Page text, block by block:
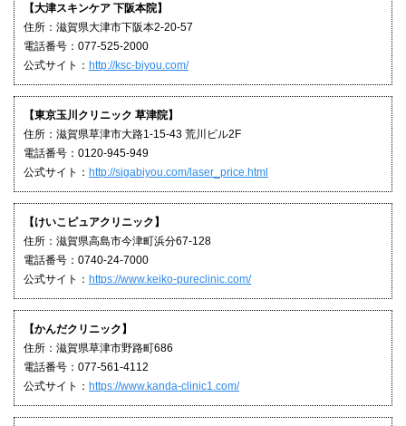
【大津スキンケア 下阪本院】
住所：滋賀県大津市下阪本2-20-57
電話番号：077-525-2000
公式サイト： http://ksc-biyou.com/
【東京玉川クリニック 草津院】
住所：滋賀県草津市大路1-15-43 荒川ビル2F
電話番号：0120-945-949
公式サイト： http://sigabiyou.com/laser_price.html
【けいこピュアクリニック】
住所：滋賀県高島市今津町浜分67-128
電話番号：0740-24-7000
公式サイト： https://www.keiko-pureclinic.com/
【かんだクリニック】
住所：滋賀県草津市野路町686
電話番号：077-561-4112
公式サイト： https://www.kanda-clinic1.com/